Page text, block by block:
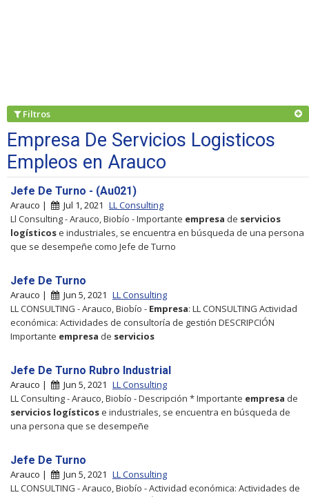
Filtros
Empresa De Servicios Logisticos
Empleos en Arauco
Jefe De Turno - (Au021)
Arauco | Jul 1, 2021 LL Consulting
Ll Consulting - Arauco, Biobío - Importante empresa de servicios
logísticose industriales, se encuentra en búsqueda de una persona
que se desempeñe como Jefe de Turno
Jefe De Turno
Arauco | Jun 5, 2021 LL Consulting
LL CONSULTING - Arauco, Biobío - Empresa: LL CONSULTING Actividad
económica: Actividades de consultoría de gestión DESCRIPCIÓN
Importante empresa de servicios
Jefe De Turno Rubro Industrial
Arauco | Jun 5, 2021 LL Consulting
LL Consulting - Arauco, Biobío - Descripción * Importante empresa de
servicios logísticose industriales, se encuentra en búsqueda de
una persona que se desempeñe
Jefe De Turno
Arauco | Jun 5, 2021 LL Consulting
LL CONSULTING - Arauco, Biobío - Actividad económica: Actividades de